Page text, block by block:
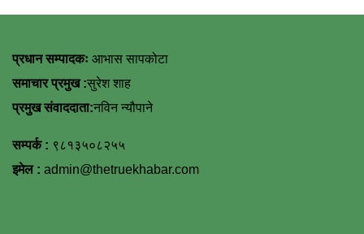
प्रधान सम्पादकः आभास सापकोटा
समाचार प्रमुख :सुरेश शाह
प्रमुख संवाददाता:नविन न्यौपाने
सम्पर्क : ९८१३५०८२५५
इमेल : admin@thetruekhabar.com